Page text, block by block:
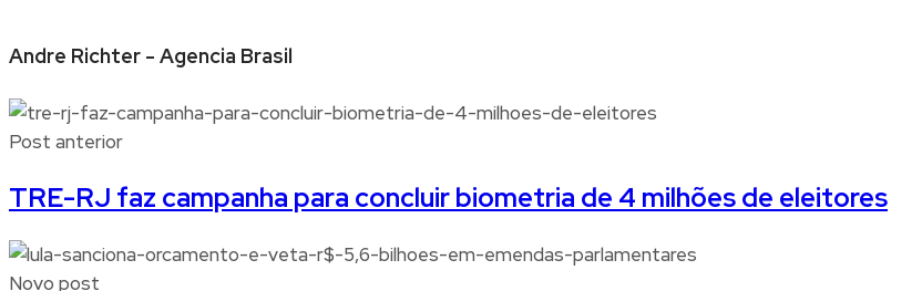
Andre Richter - Agencia Brasil
Post anterior
TRE-RJ faz campanha para concluir biometria de 4 milhões de eleitores
Novo post